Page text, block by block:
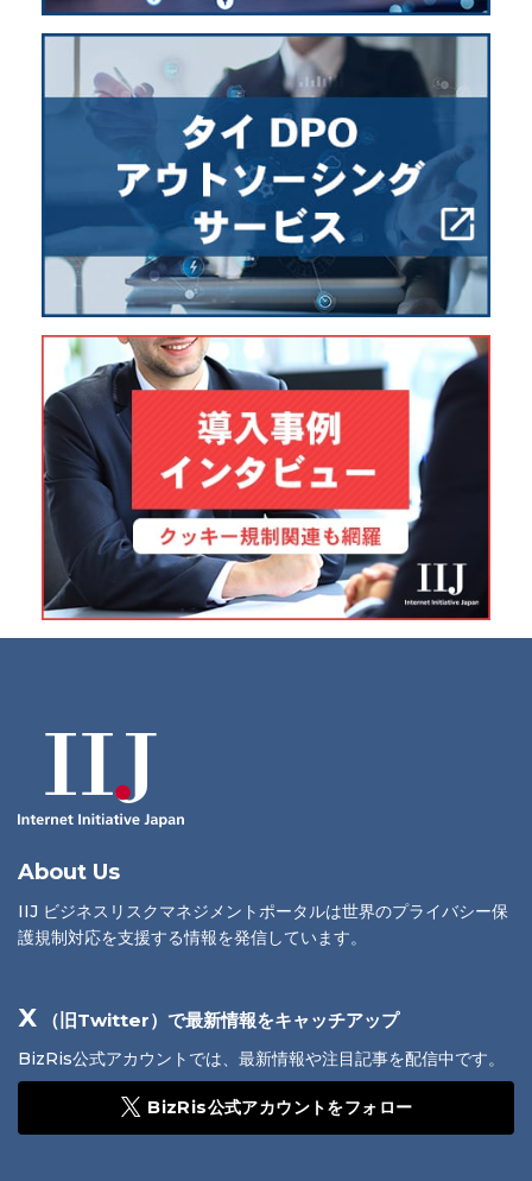
About Us
IIJ ビジネスリスクマネジメントポータルは世界のプライバシー保
護規制対応を支援する情報を発信しています。
X （旧Twitter）で最新情報をキャッチアップ
BizRis公式アカウントでは、最新情報や注目記事を配信中です。
BizRis公式アカウントをフォロー